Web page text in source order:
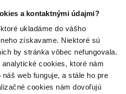
a kontaktnými údajmi?
ukladáme do vášho
získavame. Niektoré sú
by stránka vôbec nefungovala.
cookies, ktoré nám
web funguje, a stále ho pre
cookies nám dovoľujú
Filtrovať